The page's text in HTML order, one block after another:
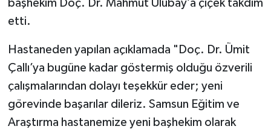
başhekim Doç. Dr. Mahmut Ulubay’a çiçek takdim
etti.
Hastaneden yapılan açıklamada "Doç. Dr. Ümit
Çallı’ya bugüne kadar göstermiş olduğu özverili
çalışmalarından dolayı teşekkür eder; yeni
görevinde başarılar dileriz. Samsun Eğitim ve
Araştırma hastanemize yeni başhekim olarak